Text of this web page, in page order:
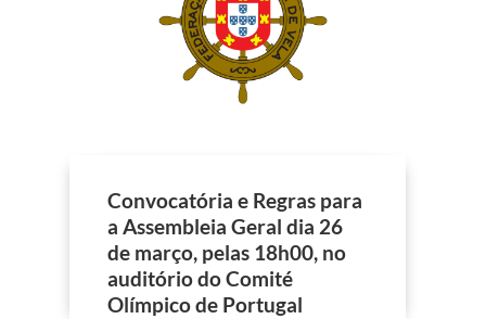
Convocatória e Regras para
a Assembleia Geral dia 26
de março, pelas 18h00, no
auditório do Comité
Olímpico de Portugal